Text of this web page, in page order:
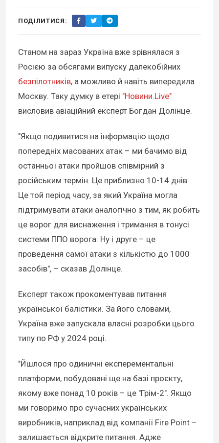
ПОДІЛИТИСЯ:
Станом на зараз Україна вже зрівнялася з
Росією за обсягами випуску далекобійних
безпілотників, а можливо й навіть випередила
Москву. Таку думку в етері "Новини.Live"
висловив авіаційний експерт Богдан Долінце.
"Якщо подивитися на інформацію щодо
попередніх масованих атак – ми бачимо від
останньої атаки пройшов співмірний з
російським термін. Це приблизно 10-14 днів.
Це той період часу, за який Україна могла
підтримувати атаки аналогічно з тим, як робить
це ворог для виснаження і тримання в тонусі
системи ППО ворога. Ну і друге – це
проведення самої атаки з кількістю до 1000
засобів", – сказав Долінце.
Експерт також прокоментував питання
української балістики. За його словами,
Україна вже запускала власні розробки цього
типу по РФ у 2024 році.
"Йшлося про одиничні експерементальні
платформи, побудовані ще на базі проєкту,
якому вже понад 10 років – це "Грім-2". Якщо
ми говоримо про сучасних українських
виробників, наприклад від компанії Fire Point –
залишається відкрите питання. Адже